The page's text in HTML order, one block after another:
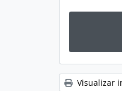
Visualizar